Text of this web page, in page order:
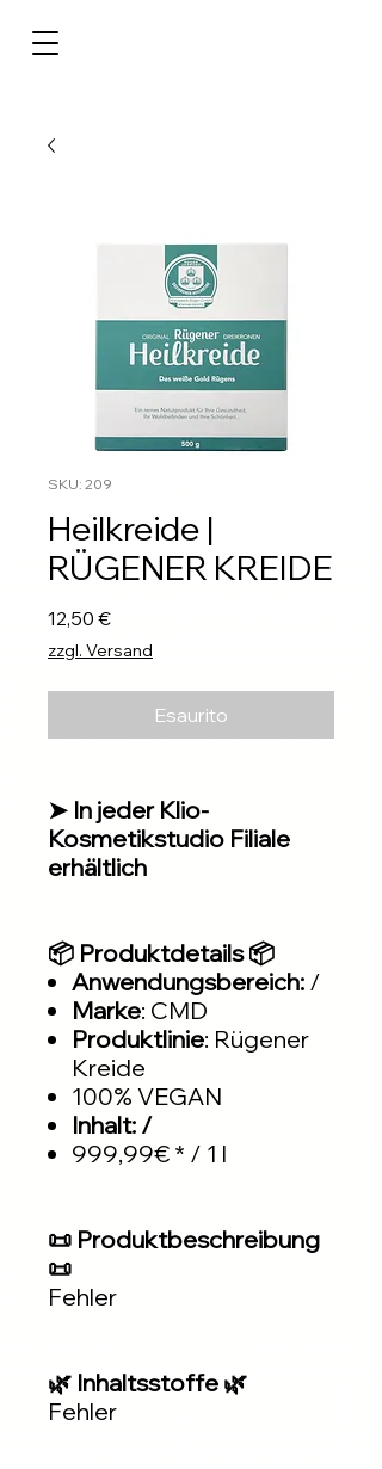
SKU: 209
Heilkreide |
RÜGENER KREIDE
12,50 €Prezzo
zzgl. Versand
Esaurito
➤ In jeder Klio-
Kosmetikstudio Filiale
erhältlich
📦 Produktdetails 📦
Anwendungsbereich: /
Marke: CMD
Produktlinie: Rügener
Kreide
100% VEGAN
Inhalt: /
999,99€ * / 1 l
📜 Produktbeschreibung
📜
Fehler
🌿 Inhaltsstoffe 🌿
Fehler